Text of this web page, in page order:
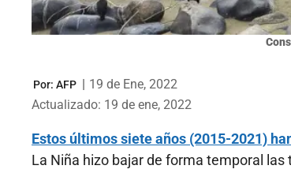
Por: AFP | 19 de Ene, 2022
Actualizado: 19 de ene, 2022
Estos últimos siete años (2015-2021)
La Niña hizo bajar de forma temporal